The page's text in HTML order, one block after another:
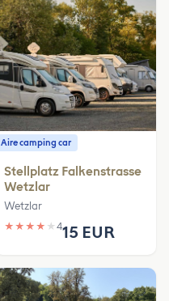
Aire camping car
Stellplatz Falkenstrasse
Wetzlar
Wetzlar
★ ★ ★ ★ ★ 415 EUR